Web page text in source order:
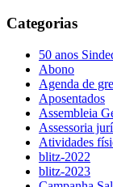
Categorias
50 anos
Abono
Agenda de
Aposentados
Assembleia
Assessoria
Atividades
blitz-2022
blitz-2023